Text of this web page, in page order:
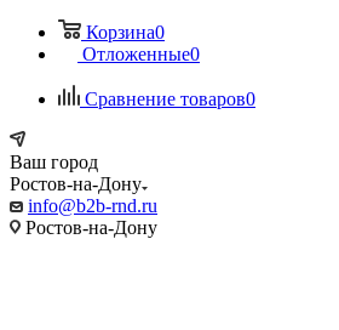
Корзина0
Отложенные0
Сравнение товаров0
Ваш город
Ростов-на-Дону
info@b2b-rnd.ru
Ростов-на-Дону